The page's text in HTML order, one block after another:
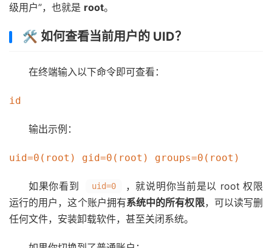
级用户”，也就是 root。
🛠️ 如何查看当前用户的 UID？
在终端输入以下命令即可查看：
输出示例：
如果你看到 uid=0
，就说明你当前是以 root 权限
运行的用户，这个账户拥有系统中的所有权限，可以读写删
任何文件，安装卸载软件，甚至关闭系统。